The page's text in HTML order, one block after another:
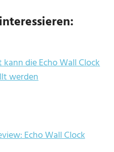
die Echo Wall Clock
werden
Echo Wall Clock